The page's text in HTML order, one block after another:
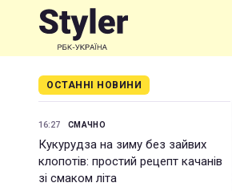
ОСТАННІ НОВИНИ
16:27 СМАЧНО
Кукурудза на зиму без зайвих
клопотів: простий рецепт качанів
зі смаком літа